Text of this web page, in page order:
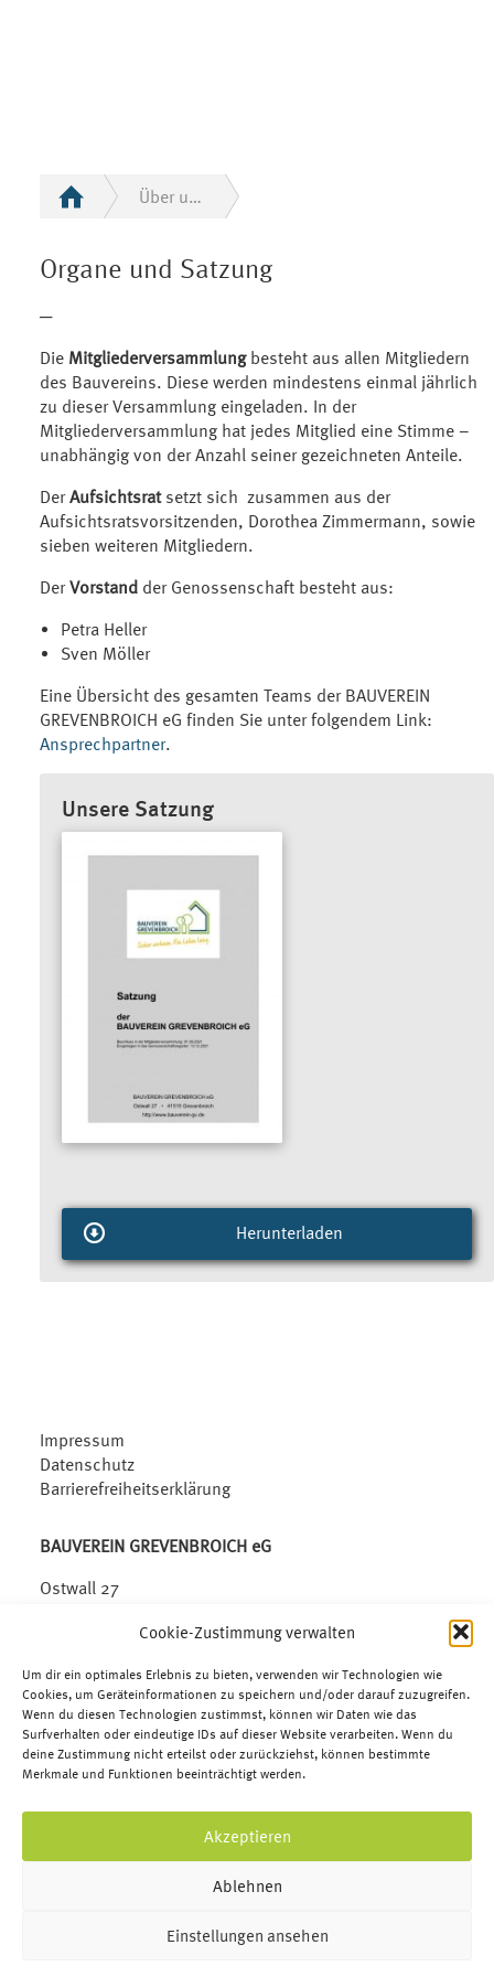
Cookie-Zustimmung verwalten
Um dir ein optimales Erlebnis zu bieten, verwenden wir Technologien wie
Cookies, um Geräteinformationen zu speichern und/oder darauf zuzugreifen.
Wenn du diesen Technologien zustimmst, können wir Daten wie das
Surfverhalten oder eindeutige IDs auf dieser Website verarbeiten. Wenn du
deine Zustimmung nicht erteilst oder zurückziehst, können bestimmte
Merkmale und Funktionen beeinträchtigt werden.
Akzeptieren
Ablehnen
Einstellungen ansehen
Über uns
Organe und Satzung
─
Die Mitgliederversammlungbesteht aus allen Mitgliedern
des Bauvereins. Diese werden mindestens einmal jährlich
zu dieser Versammlung eingeladen. In der
Mitgliederversammlung hat jedes Mitglied eine Stimme –
unabhängig von der Anzahl seiner gezeichneten Anteile.
DerAufsichtsratsetzt sich zusammen aus der
Aufsichtsratsvorsitzenden, Dorothea Zimmermann, sowie
sieben weiteren Mitgliedern.
DerVorstand der Genossenschaft besteht aus:
Petra Heller
Sven Möller
Eine Übersicht des gesamten Teams der BAUVEREIN
GREVENBROICH eG finden Sie unter folgendem Link:
Ansprechpartner.
Unsere Satzung
Herunterladen
Impressum
Datenschutz
Barrierefreiheitserklärung
BAUVEREIN GREVENBROICH eG
Ostwall 27
Telefax: 02181.6509-33
E-Mail:info@bauverein-gv.de